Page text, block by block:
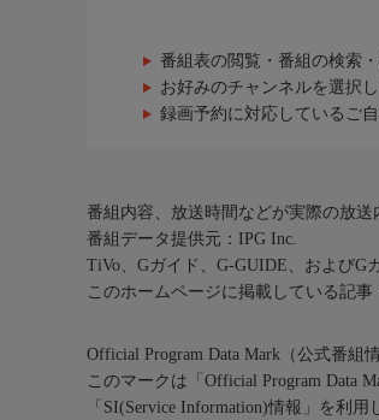
番組表の閲覧・番組の検索
お好みのチャンネルを選択
録画予約に対応しているご
番組内容、放送時間などが実際の放送
番組データ提供元：IPG Inc.
TiVo、Gガイド、G-GUIDE、およびG
このホームページに掲載している記
Official Program Data Mark（公式番組
このマークは「Official Program Data
「SI(Service Information)情報」を利